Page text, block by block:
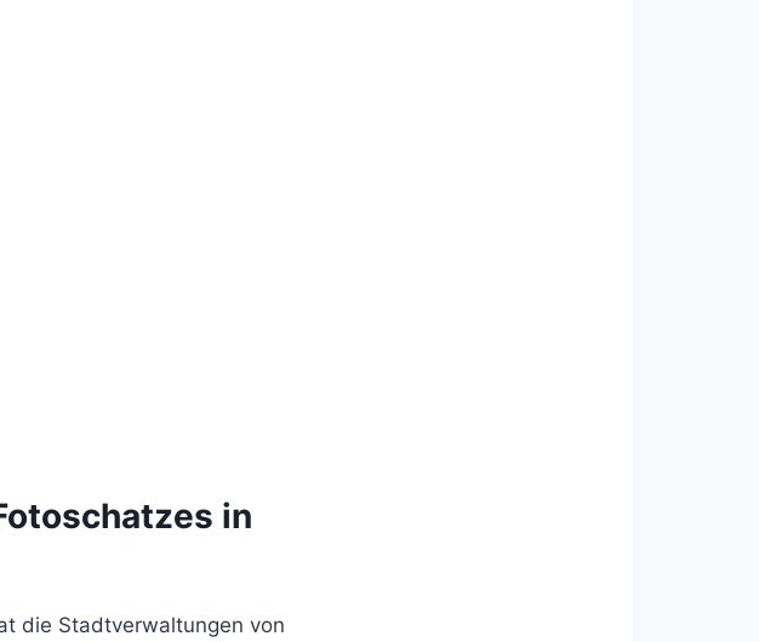
in
die Stadtverwaltungen von